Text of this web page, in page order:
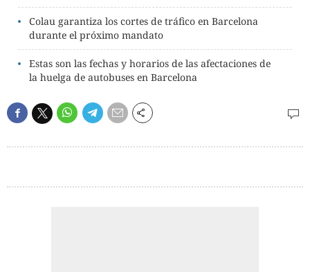
Colau garantiza los cortes de tráfico en Barcelona
durante el próximo mandato
Estas son las fechas y horarios de las afectaciones de
la huelga de autobuses en Barcelona